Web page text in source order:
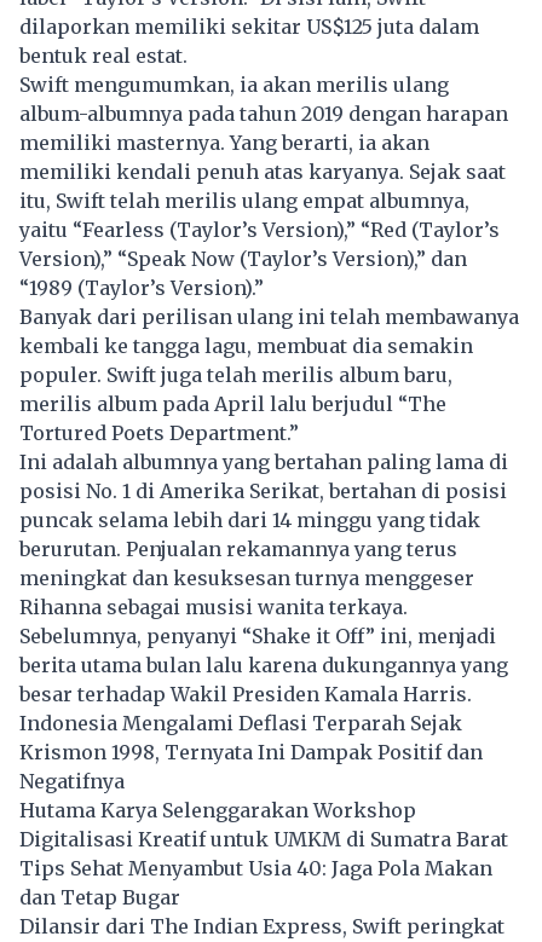
dilaporkan memiliki sekitar US$125 juta dalam
bentuk real estat.
Swift mengumumkan, ia akan merilis ulang
album-albumnya pada tahun 2019 dengan harapan
memiliki masternya. Yang berarti, ia akan
memiliki kendali penuh atas karyanya. Sejak saat
itu, Swift telah merilis ulang empat albumnya,
yaitu “Fearless (Taylor’s Version),” “Red (Taylor’s
Version),” “Speak Now (Taylor’s Version),” dan
“1989 (Taylor’s Version).”
Banyak dari perilisan ulang ini telah membawanya
kembali ke tangga lagu, membuat dia semakin
populer. Swift juga telah merilis album baru,
merilis album pada April lalu berjudul “The
Tortured Poets Department.”
Ini adalah albumnya yang bertahan paling lama di
posisi No. 1 di Amerika Serikat, bertahan di posisi
puncak selama lebih dari 14 minggu yang tidak
berurutan. Penjualan rekamannya yang terus
meningkat dan kesuksesan turnya menggeser
Rihanna sebagai musisi wanita terkaya.
Sebelumnya, penyanyi “Shake it Off” ini, menjadi
berita utama bulan lalu karena dukungannya yang
besar terhadap Wakil Presiden Kamala Harris.
Indonesia Mengalami Deflasi Terparah Sejak
Krismon 1998, Ternyata Ini Dampak Positif dan
Negatifnya
Hutama Karya Selenggarakan Workshop
Digitalisasi Kreatif untuk UMKM di Sumatra Barat
Tips Sehat Menyambut Usia 40: Jaga Pola Makan
dan Tetap Bugar
Dilansir dari The Indian Express, Swift peringkat